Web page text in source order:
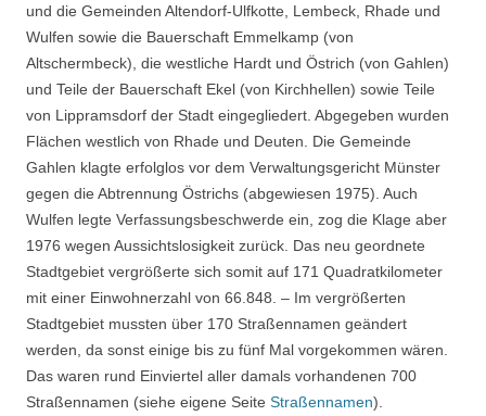
und die Gemeinden Altendorf-Ulfkotte, Lembeck, Rhade und
Wulfen sowie die Bauerschaft Emmelkamp (von
Altschermbeck), die westliche Hardt und Östrich (von Gahlen)
und Teile der Bauerschaft Ekel (von Kirchhellen) sowie Teile
von Lippramsdorf der Stadt eingegliedert. Abgegeben wurden
Flächen westlich von Rhade und Deuten. Die Gemeinde
Gahlen klagte erfolglos vor dem Verwaltungsgericht Münster
gegen die Abtrennung Östrichs (abgewiesen 1975). Auch
Wulfen legte Verfassungsbeschwerde ein, zog die Klage aber
1976 wegen Aussichtslosigkeit zurück. Das neu geordnete
Stadtgebiet vergrößerte sich somit auf 171 Quadratkilometer
mit einer Einwohnerzahl von 66.848. – Im vergrößerten
Stadtgebiet mussten über 170 Straßennamen geändert
werden, da sonst einige bis zu fünf Mal vorgekommen wären.
Das waren rund Einviertel aller damals vorhandenen 700
Straßennamen (siehe eigene Seite Straßennamen).